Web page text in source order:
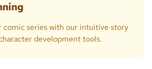
comic series with our intuitive story
development tools.